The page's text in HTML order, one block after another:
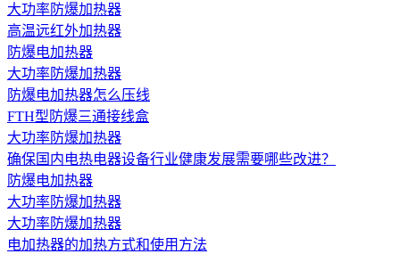
大功率防爆加热器
高温远红外加热器
防爆电加热器
大功率防爆加热器
防爆电加热器怎么压线
FTH型防爆三通接线盒
大功率防爆加热器
确保国内电热电器设备行业健康发展需要哪些改进？
防爆电加热器
大功率防爆加热器
大功率防爆加热器
电加热器的加热方式和使用方法